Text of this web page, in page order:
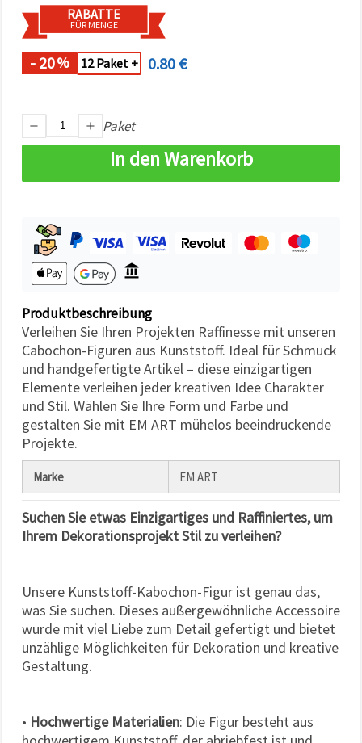
oder Ihre
Auswahl in
individuell
festlegen.
jederzeit
ändern
oder
Alle
akzeptieren
Cookie-
Einstellungen
RABATTE
FÜR MENGE
- 20% 12 Paket + 0.80 €
Paket
In den Warenkorb
Produktbeschreibung
Verleihen Sie Ihren Projekten Raffinesse mit unseren
Cabochon-Figuren aus Kunststoff. Ideal für Schmuck
und handgefertigte Artikel – diese einzigartigen
Elemente verleihen jeder kreativen Idee Charakter
und Stil. Wählen Sie Ihre Form und Farbe und
gestalten Sie mit EM ART mühelos beeindruckende
Projekte.
Marke EM ART
Suchen Sie etwas Einzigartiges und Raffiniertes, um
Ihrem Dekorationsprojekt Stil zu verleihen?
Unsere Kunststoff-Kabochon-Figur ist genau das,
was Sie suchen. Dieses außergewöhnliche Accessoire
wurde mit viel Liebe zum Detail gefertigt und bietet
unzählige Möglichkeiten für Dekoration und kreative
Gestaltung.
• Hochwertige Materialien: Die Figur besteht aus